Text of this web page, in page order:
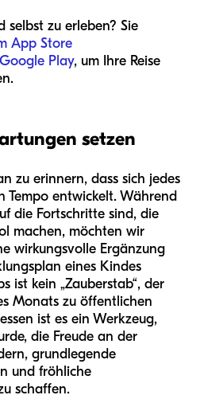
selbst zu erleben? Sie
App Store
Google Play, um Ihre Reise
setzen
zu erinnern, dass sich jedes
Tempo entwickelt. Während
die Fortschritte sind, die
machen, möchten wir
wirkungsvolle Ergänzung
eines Kindes
ist kein „Zauberstab“, der
Monats zu öffentlichen
ist es ein Werkzeug,
die Freude an der
grundlegende
und fröhliche
schaffen.